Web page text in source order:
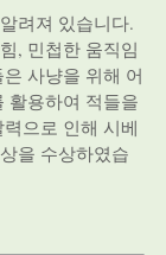
려져 있습니다.
, 민첩한 움직임
사냥을 위해 어
활용하여 적들을
으로 인해 시베
을 수상하였습